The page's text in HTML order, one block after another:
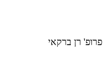
פרופ' רן ברקאי